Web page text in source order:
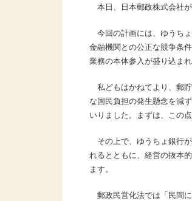
本日、日本郵政株式会社が
今回の計画には、ゆうち
金融機関との公正な競争条
業務の本体参入が盛り込まれ
私どもはかねてより、郵
な国民負担の発生懸念を減
いりました。まずは、この
その上で、ゆうちょ銀行
れるとともに、経営の抜本
ます。
郵政民営化法では「民間